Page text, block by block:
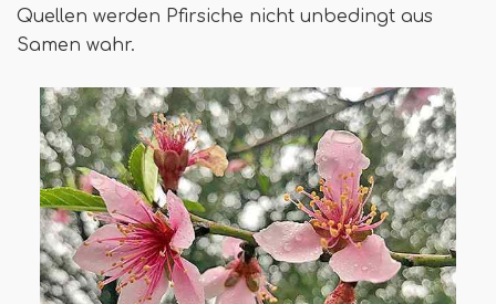
Quellen werden Pfirsiche nicht unbedingt aus
Samen wahr.